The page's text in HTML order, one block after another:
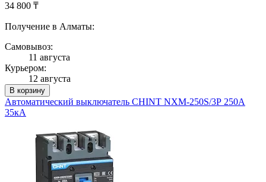
34 800 ₸
Получение в Алматы:
Самовывоз:
11 августа
Курьером:
12 августа
В корзину
Автоматический выключатель CHINT NXM-250S/3Р 250A
35кА